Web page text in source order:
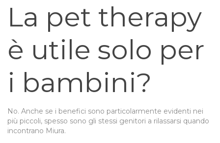
La pet therapy
è utile solo per
i bambini?
No. Anche se i benefici sono particolarmente evidenti nei
più piccoli, spesso sono gli stessi genitori a rilassarsi quando
incontrano Miura.